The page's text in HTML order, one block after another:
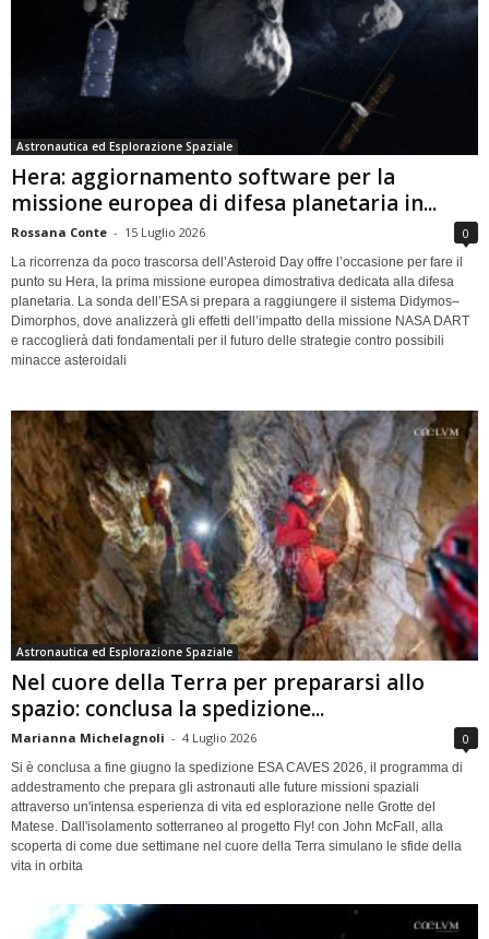
Astronautica ed Esplorazione Spaziale
Hera: aggiornamento software per la
missione europea di difesa planetaria in...
Rossana Conte - 15 Luglio 2026 0
La ricorrenza da poco trascorsa dell’Asteroid Day offre l’occasione per fare il
punto su Hera, la prima missione europea dimostrativa dedicata alla difesa
planetaria. La sonda dell’ESA si prepara a raggiungere il sistema Didymos–
Dimorphos, dove analizzerà gli effetti dell’impatto della missione NASA DART
e raccoglierà dati fondamentali per il futuro delle strategie contro possibili
minacce asteroidali
Astronautica ed Esplorazione Spaziale
Nel cuore della Terra per prepararsi allo
spazio: conclusa la spedizione...
Marianna Michelagnoli - 4 Luglio 2026 0
Si è conclusa a fine giugno la spedizione ESA CAVES 2026, il programma di
addestramento che prepara gli astronauti alle future missioni spaziali
attraverso un'intensa esperienza di vita ed esplorazione nelle Grotte del
Matese. Dall'isolamento sotterraneo al progetto Fly! con John McFall, alla
scoperta di come due settimane nel cuore della Terra simulano le sfide della
vita in orbita